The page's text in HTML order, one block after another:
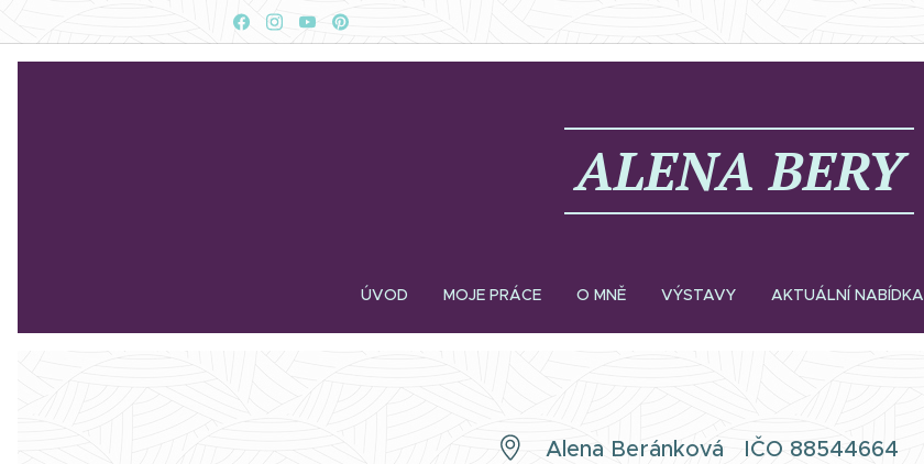
ALENABERY
ÚVOD MOJE PRÁCE O MNĚ VÝSTAVY AKTUÁLNÍ NABÍDKA
Alena Beránková IČO 88544664